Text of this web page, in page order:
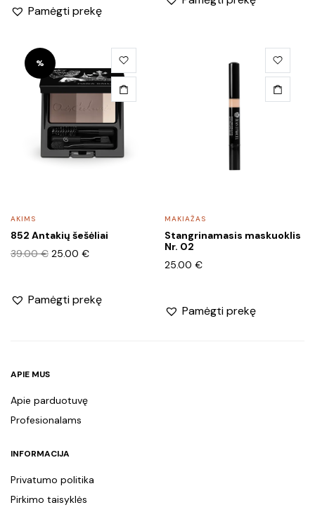
Pamėgti prekę
%
AKIMS
852 Antakių šešėliai
39.00€ Original
39.00 €.
25.00 €Current
25.00 €.
Pamėgti prekę
MAKIAŽAS
Stangrinamasis maskuoklis
Nr. 02
25.00 €
Pamėgti prekę
APIE MUS
Apie parduotuvę
Profesionalams
INFORMACIJA
Privatumo politika
Pirkimo taisyklės